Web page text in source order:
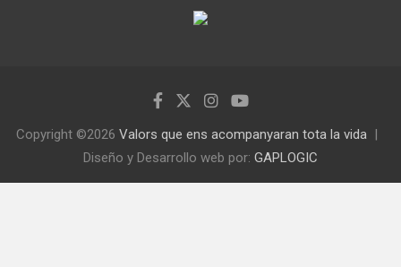
Copyright ©2026 Valors que ens acompanyaran tota la vida
Diseño y Desarrollo web por: GAPLOGIC